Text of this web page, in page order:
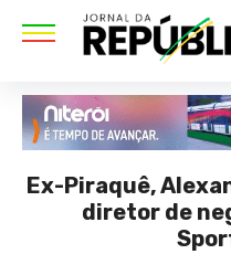
Ex-Piraquê,
diretor de